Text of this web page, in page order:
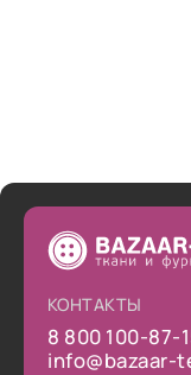
КОНТАКТЫ
8 800 100-87-
info@bazaar-